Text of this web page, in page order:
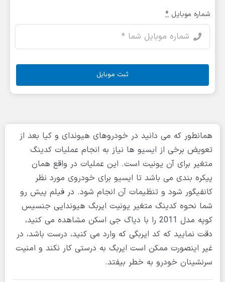
همانطور که می دانید در خودروهای هیوندای و کیا بعد از
تعویض برخی از ایسیو ها نیاز به انجام عملیات کدینگ
متغیر برای آن یونیت است. این عملیات در واقع همان
پیکره بندی می باشد تا ایسیو برای خودروی مورد نظر
کانفیگور شود و تنظیمات آن انجام شود. در فیلم پیش رو
شما نحوه کدینگ متغیر یونیت ایربگ هیوندایی جنسیس
کوپه مدل 2011 را با دیاگ جی اسکن مشاهده می کنید،
دقت نمایید که کد ایربگی که وارد می کنید، درست باشد، در
غیر اینصورت ممکن است ایربگ به درستی کار نکند و امنیت
سرنشینان خودرو به خطر بیفتد.
شماره موبایل *
ثبت موبایل